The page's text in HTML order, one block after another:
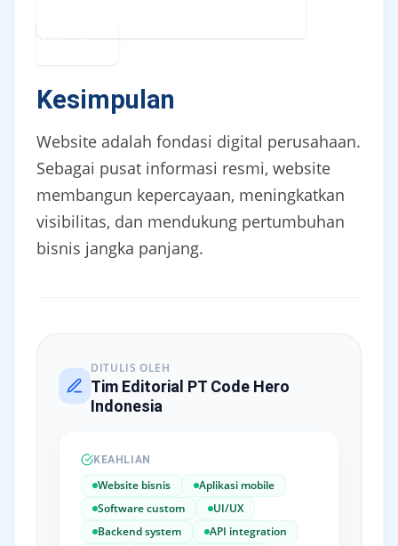
Kesimpulan
Website adalah fondasi digital perusahaan.
Sebagai pusat informasi resmi, website
membangun kepercayaan, meningkatkan
visibilitas, dan mendukung pertumbuhan
bisnis jangka panjang.
DITULIS OLEH
Tim Editorial PT Code Hero
Indonesia
KEAHLIAN
Website bisnis
Aplikasi mobile
Software custom
UI/UX
Backend system
API integration